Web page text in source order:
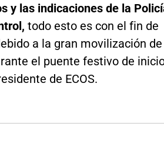
y las indicaciones de la
todo esto es con el fin de
a la gran movilización de
el puente festivo de
de ECOS.